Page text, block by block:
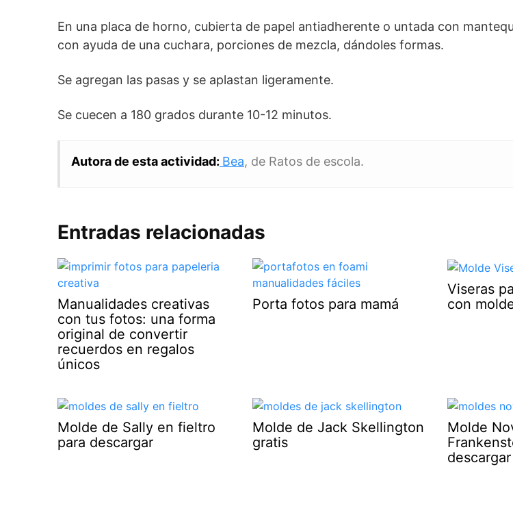
En una placa de horno, cubierta de papel antiadherente o untada con
con ayuda de una cuchara, porciones de mezcla, dándoles formas.
Se agregan las pasas y se aplastan ligeramente.
Se cuecen a 180 grados durante 10-12 minutos.
Autora de esta actividad: Bea, de Ratos de escola.
Entradas relacionadas
Manualidades creativas
con tus fotos: una forma
original de convertir
recuerdos en regalos
únicos
Porta fotos para mamá
Viseras
con
Molde de Sally en fieltro
para descargar
Molde de Jack Skellington
gratis
Molde
descargar